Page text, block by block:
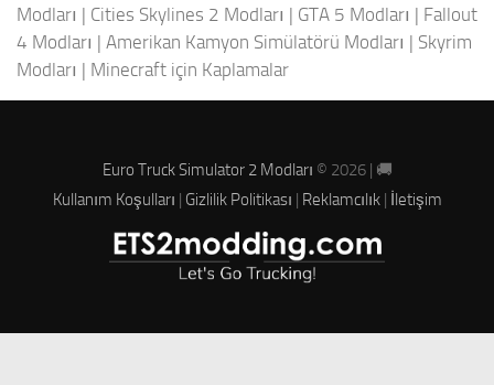
Modları | Cities Skylines 2 Modları | GTA 5 Modları | Fallout
4 Modları | Amerikan Kamyon Simülatörü Modları | Skyrim
Modları | Minecraft için Kaplamalar
Euro Truck Simulator 2 Modları © 2026 | 🚚
Kullanım Koşulları | Gizlilik Politikası | Reklamcılık| İletişim